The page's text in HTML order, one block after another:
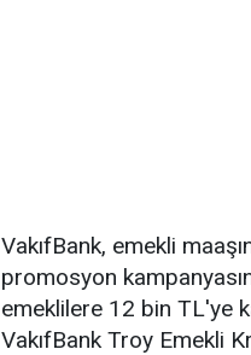
VakıfBank, emekli
promosyon
emeklilere 12 bin TL'ye
VakıfBank Troy Emekli